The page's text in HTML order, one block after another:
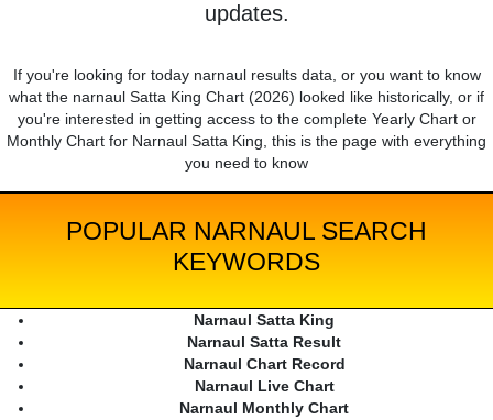
updates.
If you're looking for today narnaul results data, or you want to know
what the narnaul Satta King Chart (2026) looked like historically, or if
you're interested in getting access to the complete Yearly Chart or
Monthly Chart for Narnaul Satta King, this is the page with everything
you need to know
POPULAR NARNAUL SEARCH
KEYWORDS
Narnaul Satta King
Narnaul Satta Result
Narnaul Chart Record
Narnaul Live Chart
Narnaul Monthly Chart